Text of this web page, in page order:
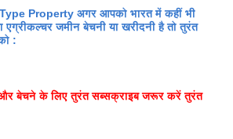
Property अगर आपको भारत में कहीं भी
जमीन बेचनी या खरीदनी है तो तुरंत
:
और बेचने के लिए तुरंत सब्सक्राइब जरूर करें तुरंत